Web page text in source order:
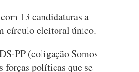
13 candidaturas a
círculo eleitoral único.
PP (coligação Somos
forças políticas que se